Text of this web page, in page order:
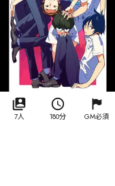
7人 180分 GM必須